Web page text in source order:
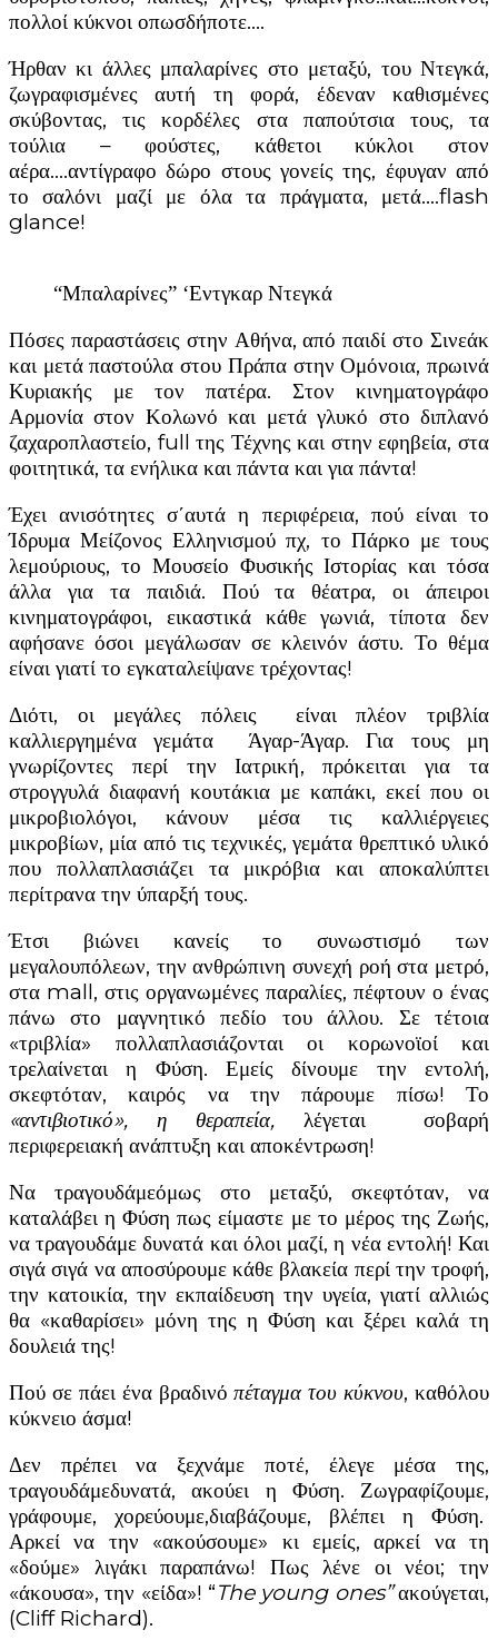
πολλοί κύκνοι οπωσδήποτε….
Ήρθαν κι άλλες μπαλαρίνες στο μεταξύ, του Ντεγκά,
ζωγραφισμένες αυτή τη φορά, έδεναν καθισμένες
σκύβοντας, τις κορδέλες στα παπούτσια τους, τα
τούλια – φούστες, κάθετοι κύκλοι στον
αέρα….αντίγραφο δώρο στους γονείς της, έφυγαν από
το σαλόνι μαζί με όλα τα πράγματα, μετά….flash
glance!
“Μπαλαρίνες” ‘Εντγκαρ Ντεγκά
Πόσες παραστάσεις στην Αθήνα, από παιδί στο Σινεάκ
και μετά παστούλα στου Πράπα στην Ομόνοια, πρωινά
Κυριακής με τον πατέρα. Στον κινηματογράφο
Αρμονία στον Κολωνό και μετά γλυκό στο διπλανό
ζαχαροπλαστείο, full της Τέχνης και στην εφηβεία, στα
φοιτητικά, τα ενήλικα και πάντα και για πάντα!
Έχει ανισότητες σ΄αυτά η περιφέρεια, πού είναι το
Ίδρυμα Μείζονος Ελληνισμού πχ, το Πάρκο με τους
λεμούριους, το Μουσείο Φυσικής Ιστορίας και τόσα
άλλα για τα παιδιά. Πού τα θέατρα, οι άπειροι
κινηματογράφοι, εικαστικά κάθε γωνιά, τίποτα δεν
αφήσανε όσοι μεγάλωσαν σε κλεινόν άστυ. Το θέμα
είναι γιατί το εγκαταλείψανε τρέχοντας!
Διότι, οι μεγάλες πόλεις είναι πλέον τριβλία
καλλιεργημένα γεμάτα Άγαρ-Άγαρ. Για τους μη
γνωρίζοντες περί την Ιατρική, πρόκειται για τα
στρογγυλά διαφανή κουτάκια με καπάκι, εκεί που οι
μικροβιολόγοι, κάνουν μέσα τις καλλιέργειες
μικροβίων, μία από τις τεχνικές, γεμάτα θρεπτικό υλικό
που πολλαπλασιάζει τα μικρόβια και αποκαλύπτει
περίτρανα την ύπαρξή τους.
Έτσι βιώνει κανείς το συνωστισμό των
μεγαλουπόλεων, την ανθρώπινη συνεχή ροή στα μετρό,
στα mall, στις οργανωμένες παραλίες, πέφτουν ο ένας
πάνω στο μαγνητικό πεδίο του άλλου. Σε τέτοια
«τριβλία» πολλαπλασιάζονται οι κορωνοϊοί και
τρελαίνεται η Φύση. Εμείς δίνουμε την εντολή,
σκεφτόταν, καιρός να την πάρουμε πίσω! Το
«αντιβιοτικό», η θεραπεία, λέγεται σοβαρή
περιφερειακή ανάπτυξη και αποκέντρωση!
Να τραγουδάμεόμως στο μεταξύ, σκεφτόταν, να
καταλάβει η Φύση πως είμαστε με το μέρος της Ζωής,
να τραγουδάμε δυνατά και όλοι μαζί, η νέα εντολή! Και
σιγά σιγά να αποσύρουμε κάθε βλακεία περί την τροφή,
την κατοικία, την εκπαίδευση την υγεία, γιατί αλλιώς
θα «καθαρίσει» μόνη της η Φύση και ξέρει καλά τη
δουλειά της!
Πού σε πάει ένα βραδινόπέταγμα του κύκνου, καθόλου
κύκνειο άσμα!
Δεν πρέπει να ξεχνάμε ποτέ, έλεγε μέσα της,
τραγουδάμεδυνατά, ακούει η Φύση. Ζωγραφίζουμε,
γράφουμε, χορεύουμε,διαβάζουμε, βλέπει η Φύση.
Αρκεί να την «ακούσουμε» κι εμείς, αρκεί να τη
«δούμε» λιγάκι παραπάνω! Πως λένε οι νέοι; την
«άκουσα», την «είδα»! “The young ones”ακούγεται,
(Cliff Richard).